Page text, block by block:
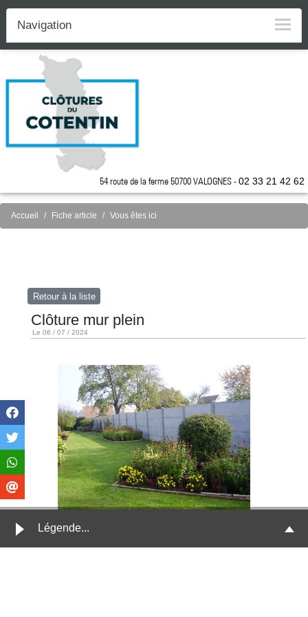
54 route de la ferme 50700 VALOGNES -02 33 21 42 62
Navigation
Accueil Fiche article Vous êtes ici
Retour à la liste
Clôture mur plein
Le 06 / 07 / 2024
Légende...